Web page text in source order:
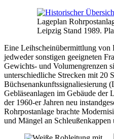
Lageplan
Leipzig Stand 1989.
Eine Leihscheinübermittlung von
jedweder sonstigen geeigneten
Gewichts- und Volumengrenzen
unterschiedliche Strecken mit 20
Büchsenankunftssignaliesierung
Gebläseanlagen im Gebäude
der 1960-er Jahren neu
Rohrpostanlage brachte
und Mängel an